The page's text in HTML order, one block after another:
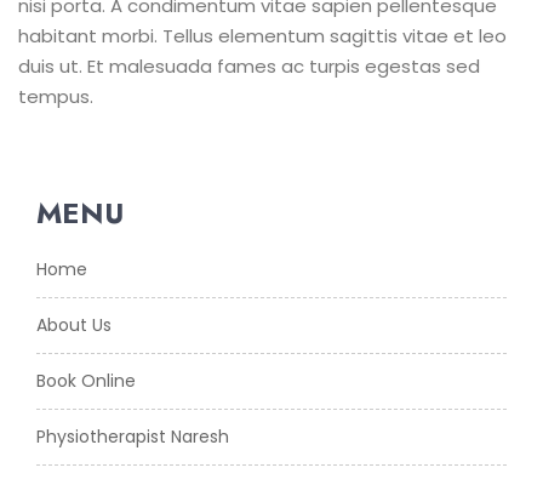
nisi porta. A condimentum vitae sapien pellentesque
habitant morbi. Tellus elementum sagittis vitae et leo
duis ut. Et malesuada fames ac turpis egestas sed
tempus.
MENU
Home
About Us
Book Online
Physiotherapist Naresh